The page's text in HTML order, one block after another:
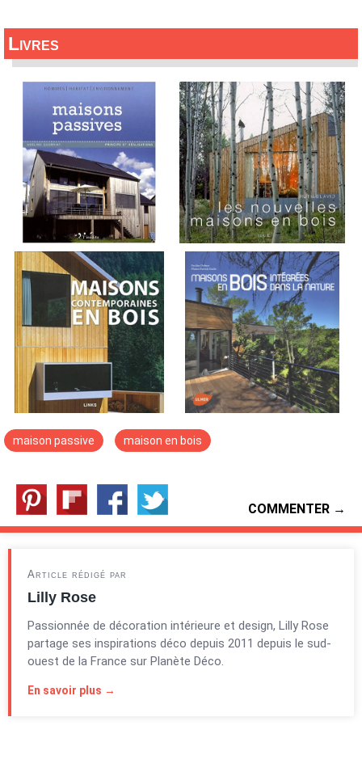
Livres
maison passive maison en bois
COMMENTER →
Article rédigé par
Lilly Rose
Passionnée de décoration intérieure et design, Lilly Rose
partage ses inspirations déco depuis 2011 depuis le sud-
ouest de la France sur Planète Déco.
En savoir plus →